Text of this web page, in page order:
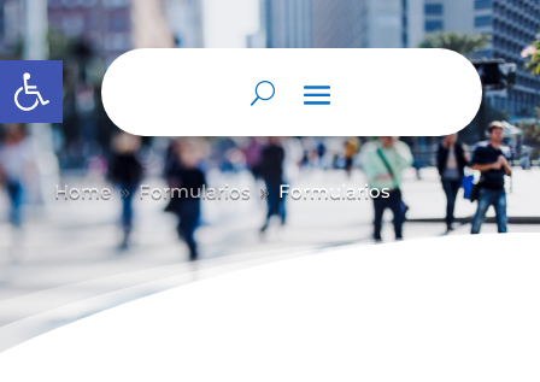
Abrir barra de herramientas
Home 9 Formularios 9 Formularios